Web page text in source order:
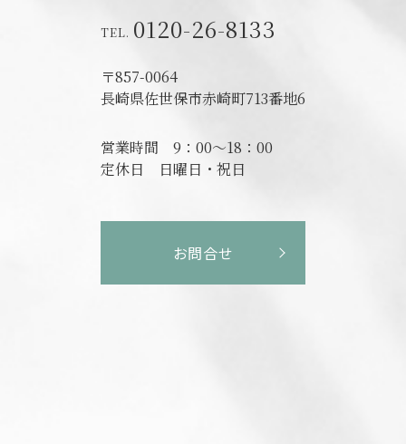
0120-26-8133
〒857-0064
長崎県佐世保市赤崎町713番地6
営業時間 9：00～18：00
定休日
日曜日・祝日
お問合せ